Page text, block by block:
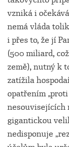
vzniká i
nemá vláda
i přes to, že jí
(500 miliard,
země), nutný k
zatížila
opatřením
nesouvisejících
gigantickou
nedisponuje